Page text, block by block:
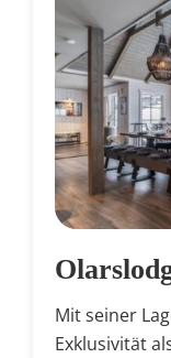
Mit seiner
Exklusivität